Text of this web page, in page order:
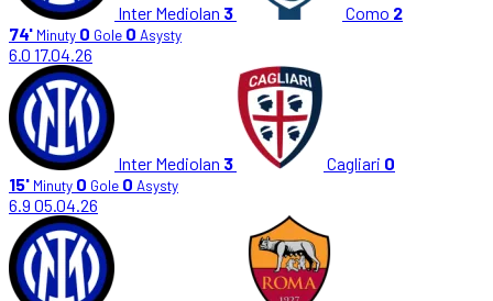
Inter Mediolan 3 Como 2
74' Minuty 0 Gole 0 Asysty
6.0 17.04.26
Inter Mediolan 3 Cagliari 0
15' Minuty 0 Gole 0 Asysty
6.9 05.04.26